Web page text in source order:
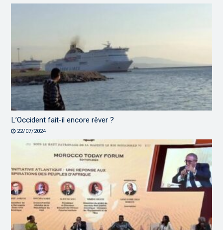
L’Occident fait-il encore rêver ?
22/07/2024